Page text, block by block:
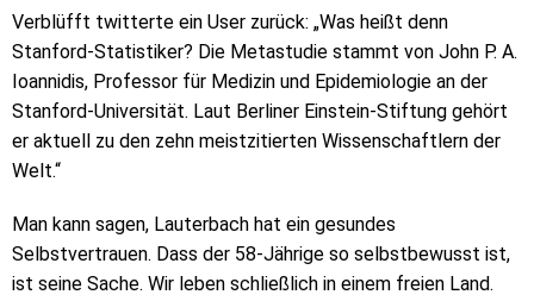
Verblüfft twitterte ein User zurück: „Was heißt denn
Stanford-Statistiker? Die Metastudie stammt von John P. A.
Ioannidis, Professor für Medizin und Epidemiologie an der
Stanford-Universität. Laut Berliner Einstein-Stiftung gehört
er aktuell zu den zehn meistzitierten Wissenschaftlern der
Welt.“
Man kann sagen, Lauterbach hat ein gesundes
Selbstvertrauen. Dass der 58-Jährige so selbstbewusst ist,
ist seine Sache. Wir leben schließlich in einem freien Land.